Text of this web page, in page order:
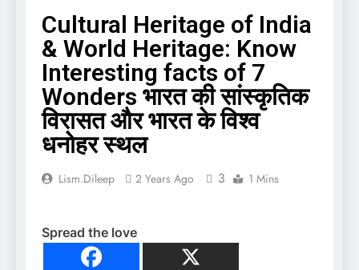
Cultural Heritage of India
& World Heritage: Know
Interesting facts of 7
Wonders भारत की सांस्कृतिक
विरासत और भारत के विश्व
धनोहर स्थल
Lism.dileep 2 Years Ago 3 1 Mins
Spread the love